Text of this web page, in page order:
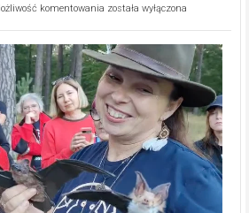
komentowania Ekologiczne
–
prawdziwy
skarb
natury
[wideo]
została wyłączona